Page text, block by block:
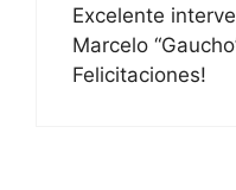
Excelente
Marcelo
Felicitaciones!